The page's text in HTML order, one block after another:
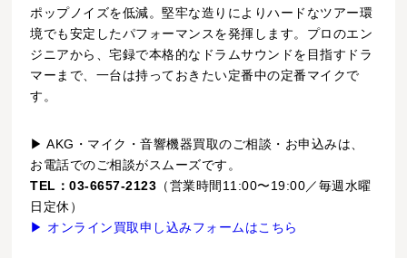
ポップノイズを低減。堅牢な造りによりハードなツアー環
境でも安定したパフォーマンスを発揮します。プロのエン
ジニアから、宅録で本格的なドラムサウンドを目指すドラ
マーまで、一台は持っておきたい定番中の定番マイクで
す。
▶ AKG・マイク・音響機器買取のご相談・お申込みは、
お電話でのご相談がスムーズです。
TEL：03-6657-2123 （営業時間11:00〜19:00／毎週水曜
日定休）
▶ オンライン買取申し込みフォームはこちら